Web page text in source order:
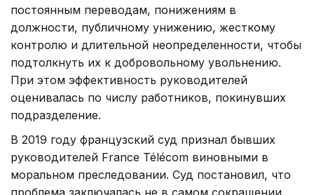
постоянным переводам, понижениям в
должности, публичному унижению, жесткому
контролю и длительной неопределенности, чтобы
подтолкнуть их к добровольному увольнению.
При этом эффективность руководителей
оценивалась по числу работников, покинувших
подразделение.
В 2019 году французский суд признал бывших
руководителей France Télécom виновными в
моральном преследовании. Суд постановил, что
проблема заключалась не в самом сокращении